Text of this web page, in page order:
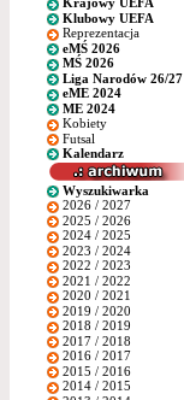
Klubowy UEFA
Reprezentacja
eMŚ 2026
MŚ 2026
Liga Narodów 26/27
eME 2024
ME 2024
Kobiety
Futsal
Kalendarz
Wyszukiwarka
2026 / 2027
2025 / 2026
2024 / 2025
2023 / 2024
2022 / 2023
2021 / 2022
2020 / 2021
2019 / 2020
2018 / 2019
2017 / 2018
2016 / 2017
2015 / 2016
2014 / 2015